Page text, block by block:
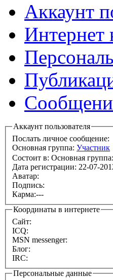
Аккаунт
Интернет
Аккаунт пользователя
Послать личное сообщение:
Основная группа: Участник
Состоит в: Основная группа:
Дата регистрации: 22-07-
Аватар:
Подпись:
Карма:---
Координаты в интернете
Сайт:
ICQ:
MSN messenger:
Блог:
IRC:
Персональные данные